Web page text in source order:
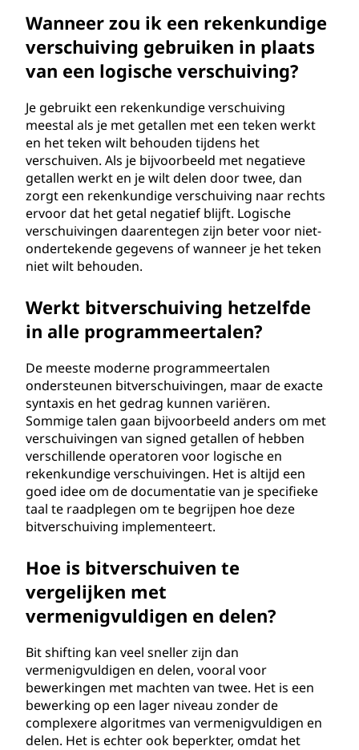
Wanneer zou ik een rekenkundige
verschuiving gebruiken in plaats
van een logische verschuiving?
Je gebruikt een rekenkundige verschuiving
meestal als je met getallen met een teken werkt
en het teken wilt behouden tijdens het
verschuiven. Als je bijvoorbeeld met negatieve
getallen werkt en je wilt delen door twee, dan
zorgt een rekenkundige verschuiving naar rechts
ervoor dat het getal negatief blijft. Logische
verschuivingen daarentegen zijn beter voor niet-
ondertekende gegevens of wanneer je het teken
niet wilt behouden.
Werkt bitverschuiving hetzelfde
in alle programmeertalen?
De meeste moderne programmeertalen
ondersteunen bitverschuivingen, maar de exacte
syntaxis en het gedrag kunnen variëren.
Sommige talen gaan bijvoorbeeld anders om met
verschuivingen van signed getallen of hebben
verschillende operatoren voor logische en
rekenkundige verschuivingen. Het is altijd een
goed idee om de documentatie van je specifieke
taal te raadplegen om te begrijpen hoe deze
bitverschuiving implementeert.
Hoe is bitverschuiven te
vergelijken met
vermenigvuldigen en delen?
Bit shifting kan veel sneller zijn dan
vermenigvuldigen en delen, vooral voor
bewerkingen met machten van twee. Het is een
bewerking op een lager niveau zonder de
complexere algoritmes van vermenigvuldigen en
delen. Het is echter ook beperkter, omdat het